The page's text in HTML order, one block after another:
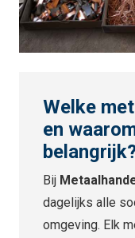
Welke
en
Bij
dagelijks alle
omgeving. Elk